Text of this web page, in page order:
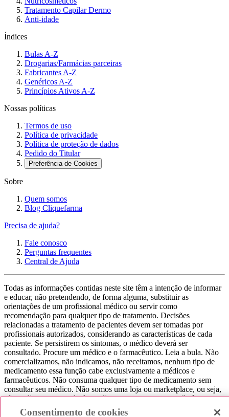
Tratamento Capilar Dermo
Anti-idade
Índices
Bulas A-Z
Drogarias/Farmácias parceiras
Fabricantes A-Z
Genéricos A-Z
Princípios Ativos A-Z
Nossas políticas
Termos de uso
Política de privacidade
Política de proteção de dados
Pedido do Titular
Preferência de Cookies
Sobre
Quem somos
Blog Cliquefarma
Precisa de ajuda?
Fale conosco
Perguntas frequentes
Central de Ajuda
Todas as informações contidas neste site têm a intenção de informar
e educar, não pretendendo, de forma alguma, substituir as
orientações de um profissional médico ou servir como
recomendação para qualquer tipo de tratamento. Decisões
relacionadas a tratamento de pacientes devem ser tomadas por
profissionais autorizados, considerando as características de cada
paciente. Se persistirem os sintomas, o médico deverá ser
consultado. Procure um médico e o farmacêutico. Leia a bula. Não
comercializamos, não indicamos, não receitamos, nenhum tipo de
medicamento essa função cabe exclusivamente a médicos e
farmacêuticos. Não consuma qualquer tipo de medicamento sem
consultar seu médico. Não somos uma loja ou marketplace, ou seja,
não realizamos a venda de medicamentos, apenas contribuímos para
que você encontre o preço mais barato, comparando os preços de
Consentimento de cookies